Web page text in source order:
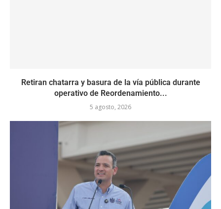
Retiran chatarra y basura de la vía pública durante
operativo de Reordenamiento...
5 agosto, 2026